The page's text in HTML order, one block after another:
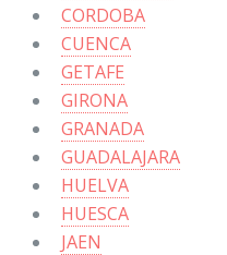
CORDOBA
CUENCA
GETAFE
GIRONA
GRANADA
GUADALAJARA
HUELVA
HUESCA
JAEN